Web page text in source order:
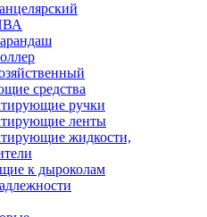
средства
ручки
ленты
жидкости,
к дыроколам